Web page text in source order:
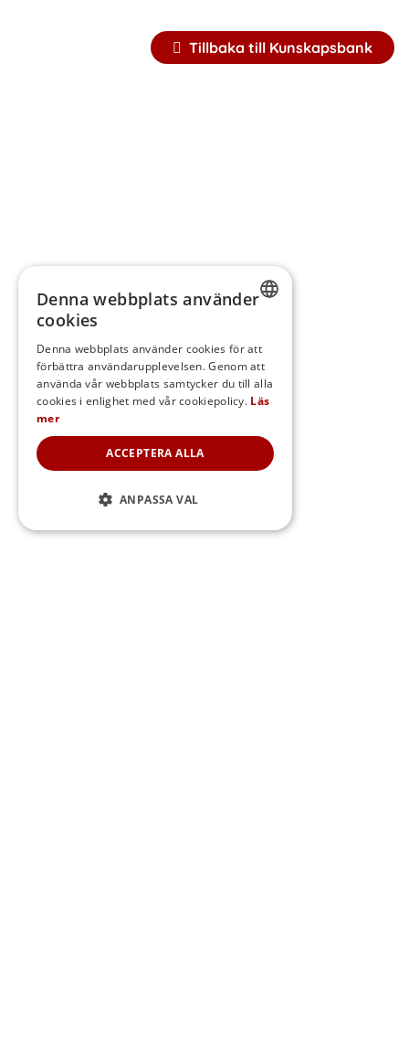
Tillbaka till Kunskapsbank
FINNISH
DANISH
Denna webbplats använder
cookies
Denna webbplats använder cookies för att
förbättra användarupplevelsen. Genom att
använda vår webbplats samtycker du till alla
cookies i enlighet med vår cookiepolicy. Läs
mer
ACCEPTERA ALLA
ANPASSA VAL